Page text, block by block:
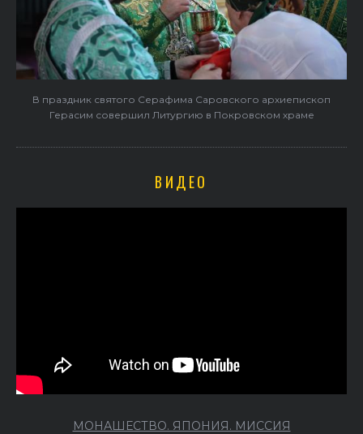
В праздник святого Серафима Саровского архиепископ
Герасим совершил Литургию в Покровском храме
ВИДЕО
МОНАШЕСТВО. ЯПОНИЯ. МИССИЯ